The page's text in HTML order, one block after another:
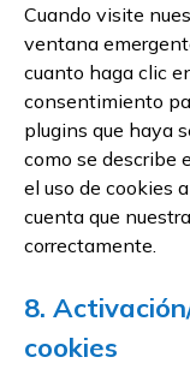
Cuando visite
ventana
cuanto haga clic
consentimiento
plugins que haya
como se describe
el uso de cookies
cuenta que
correctamente.
8.
cookies